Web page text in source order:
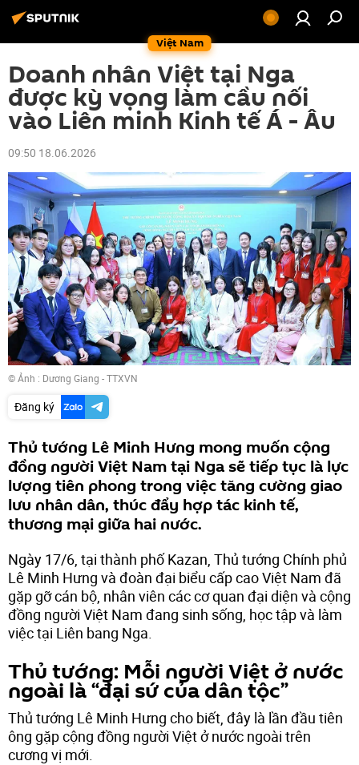
Việt Nam
Doanh nhân Việt tại Nga
được kỳ vọng làm cầu nối
vào Liên minh Kinh tế Á - Âu
09:50 18.06.2026
© Ảnh : Dương Giang - TTXVN
Đăng ký
Thủ tướng Lê Minh Hưng mong muốn cộng
đồng người Việt Nam tại Nga sẽ tiếp tục là lực
lượng tiên phong trong việc tăng cường giao
lưu nhân dân, thúc đẩy hợp tác kinh tế,
thương mại giữa hai nước.
Ngày 17/6, tại thành phố Kazan, Thủ tướng Chính phủ
Lê Minh Hưng và đoàn đại biểu cấp cao Việt Nam đã
gặp gỡ cán bộ, nhân viên các cơ quan đại diện và cộng
đồng người Việt Nam đang sinh sống, học tập và làm
việc tại Liên bang Nga.
Thủ tướng: Mỗi người Việt ở nước
ngoài là “đại sứ của dân tộc”
Thủ tướng Lê Minh Hưng cho biết, đây là lần đầu tiên
ông gặp cộng đồng người Việt ở nước ngoài trên
cương vị mới.